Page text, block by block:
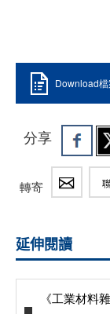
Download
分享
轉寄
延伸閱讀
《工業材料